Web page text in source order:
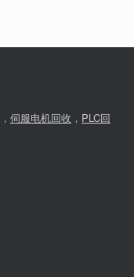
， 伺服电机回收 ， PLC回